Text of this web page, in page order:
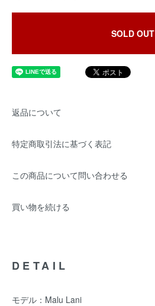
SOLD OUT
返品について
特定商取引法に基づく表記
この商品について問い合わせる
買い物を続ける
DETAIL
モデル：Malu Lani